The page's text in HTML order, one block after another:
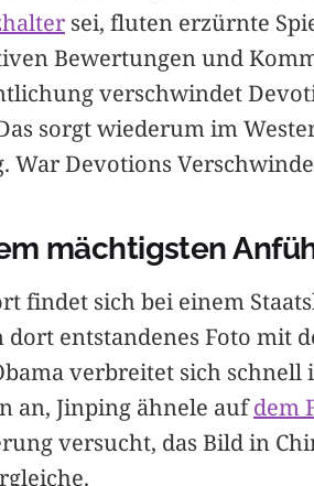
sei, fluten erzürnte
Bewertungen und
verschwindet
sorgt wiederum im
War Devotions
mächtigsten
findet sich bei einem
dort entstandenes Foto mit
verbreitet sich schnell
an, Jinping ähnele aufdem
versucht, das Bild in